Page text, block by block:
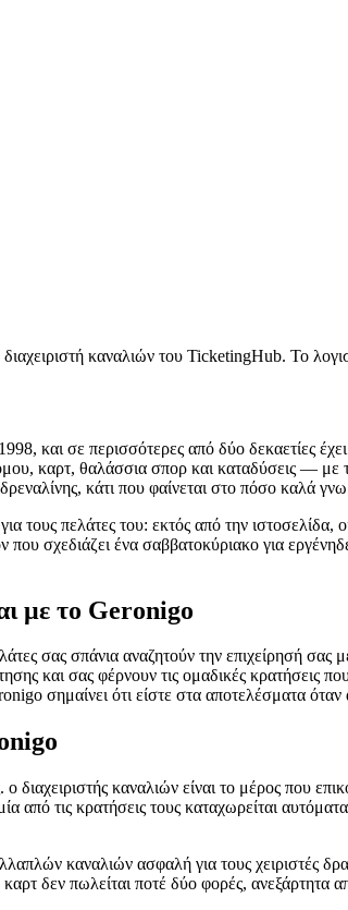
καναλιών του TicketingHub. Το
και σε περισσότερες από δύο δεκαετίες
καρτ, θαλάσσια σπορ και καταδύσεις —
κάτι που φαίνεται στο πόσο καλά
τους πελάτες του: εκτός από την
που σχεδιάζει ένα σαββατοκύριακο για
με το Geronigo
σας σπάνια αναζητούν την
και σας φέρνουν τις ομαδικές κρατήσεις
σημαίνει ότι είστε στα αποτελέσματα όταν
καναλιών είναι το μέρος που
από τις κρατήσεις τους καταχωρείται
καναλιών ασφαλή για τους χειριστές
δεν πωλείται ποτέ δύο φορές, ανεξάρτητα